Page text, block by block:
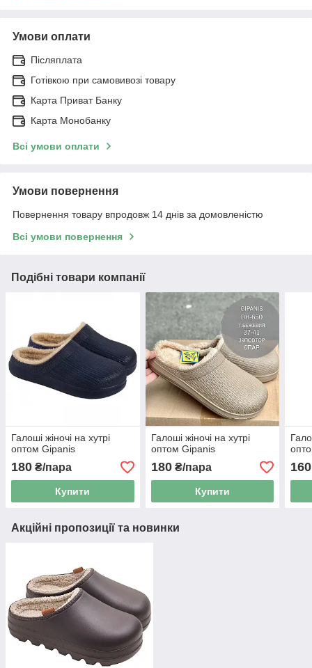
Умови оплати
Післяплата
Готівкою при самовивозі товару
Карта Приват Банку
Карта Монобанку
Всі умови оплати
Умови повернення
Повернення товару впродовж 14 днів за домовленістю
Всі умови повернення
Подібні товари компанії
Галоші жіночі на хутрі
оптом Gipanis
180 ₴/пара
Купити
Галоші жіночі на хутрі
оптом Gipanis
180₴/пара
Купити
160
Акційні пропозиції та новинки